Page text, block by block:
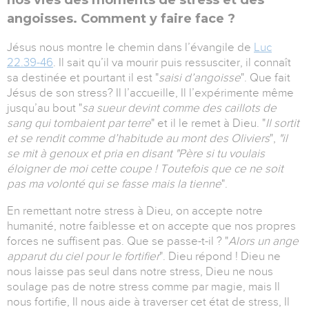
angoisses. Comment y faire face ?
Jésus nous montre le chemin dans l’évangile de Luc
22.39-46. Il sait qu’il va mourir puis ressusciter, il connaît
sa destinée et pourtant il est "saisi d’angoisse". Que fait
Jésus de son stress? Il l’accueille, Il l’expérimente même
jusqu’au bout "sa sueur devint comme des caillots de
sang qui tombaient par terre" et il le remet à Dieu. "Il sortit
et se rendit comme d’habitude au mont des Oliviers", "il
se mit à genoux et pria en disant "Père si tu voulais
éloigner de moi cette coupe ! Toutefois que ce ne soit
pas ma volonté qui se fasse mais la tienne".
En remettant notre stress à Dieu, on accepte notre
humanité, notre faiblesse et on accepte que nos propres
forces ne suffisent pas. Que se passe-t-il ? "Alors un ange
apparut du ciel pour le fortifier". Dieu répond ! Dieu ne
nous laisse pas seul dans notre stress, Dieu ne nous
soulage pas de notre stress comme par magie, mais Il
nous fortifie, Il nous aide à traverser cet état de stress, Il